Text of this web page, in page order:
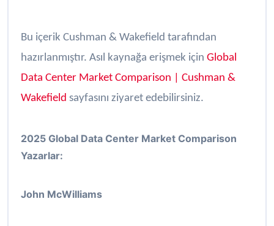
Bu içerik Cushman & Wakefield tarafından
hazırlanmıştır. Asıl kaynağa erişmek için Global
Data Center Market Comparison | Cushman &
Wakefield sayfasını ziyaret edebilirsiniz.
2025 Global Data Center Market Comparison
Yazarlar:
John McWilliams